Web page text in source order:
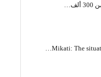
Mikati: The